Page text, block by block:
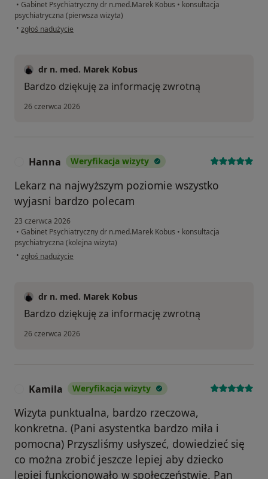
• Gabinet Psychiatryczny dr n.med.Marek Kobus • konsultacja
psychiatryczna (pierwsza wizyta)
• w opinii użytkownika Anna Z.
zgłoś nadużycie
dr n. med. Marek Kobus
Bardzo dziękuję za informację zwrotną
26 czerwca 2026
Hanna Weryfikacja wizyty
Lekarz na najwyższym poziomie wszystko
wyjasni bardzo polecam
23 czerwca 2026
• Gabinet Psychiatryczny dr n.med.Marek Kobus • konsultacja
psychiatryczna (kolejna wizyta)
• w opinii użytkownika Hanna
zgłoś nadużycie
dr n. med. Marek Kobus
Bardzo dziękuję za informację zwrotną
26 czerwca 2026
Kamila Weryfikacja wizyty
Wizyta punktualna, bardzo rzeczowa,
konkretna. (Pani asystentka bardzo miła i
pomocna) Przyszliśmy usłyszeć, dowiedzieć się
co można zrobić jeszcze lepiej aby dziecko
lepiej funkcjonowało w społeczeństwie. Pan